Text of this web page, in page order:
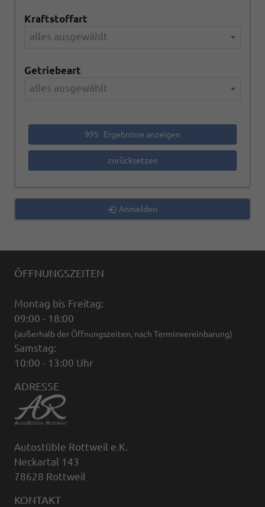
Kraftstoffart
alles ausgewählt
Getriebeart
alles ausgewählt
995 Ergebnisse anzeigen
zurücksetzen
Anmelden
ÖFFNUNGSZEITEN
Montag bis Freitag:
09:00 - 18:00
(außerhalb der Öffnungszeiten, nach Terminvereinbarung)
Samstag:
10:00 - 13:00 Uhr
ADRESSE
Autostüble Rottweil e.K.
Neckartal 143
78628 Rottweil
KONTAKT